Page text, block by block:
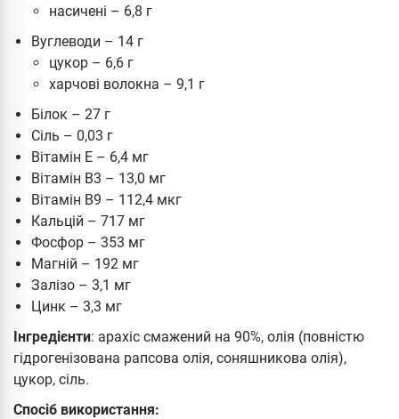
насичені – 6,8 г
Вуглеводи – 14 г
цукор – 6,6 г
харчові волокна – 9,1 г
Білок – 27 г
Сіль – 0,03 г
Вітамін Е – 6,4 мг
Вітамін В3 – 13,0 мг
Вітамін В9 – 112,4 мкг
Кальцій – 717 мг
Фосфор – 353 мг
Магній – 192 мг
Залізо – 3,1 мг
Цинк – 3,3 мг
Інгредієнти: арахіс смажений на 90%, олія (повністю
гідрогенізована рапсова олія, соняшникова олія),
цукор, сіль.
Спосіб використання: